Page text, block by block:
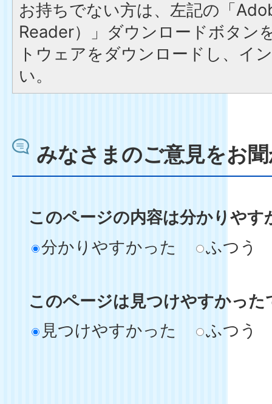
お持ちでない方は、左記の「
Reader）」ダウンロードボタン
トウェアをダウンロードし、イ
い。
みなさまのご意見をお
このページの内容は分かりやす
分かりやすかった
ふつう
このページは見つけやすかった
見つけやすかった
ふつう